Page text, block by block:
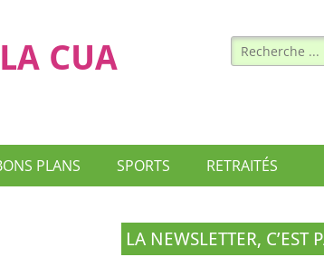
CUA Rechercher :
PLANS SPORTS RETRAITÉS
LA NEWSLETTER, C’EST